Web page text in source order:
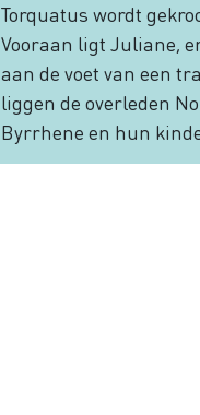
Torquatus wordt
Vooraan ligt Juliane,
aan de voet van een
liggen de overleden
Byrrhene en hun